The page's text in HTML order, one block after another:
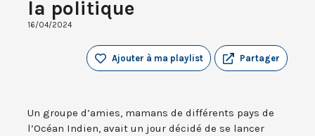
la politique
16/04/2024
Partager
Ajouter à ma playlist
Un groupe d’amies, mamans de différents pays de
l’Océan Indien, avait un jour décidé de se lancer